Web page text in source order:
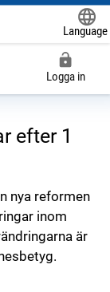
Language
Logga in
efter 1
nya reformen
inom
är